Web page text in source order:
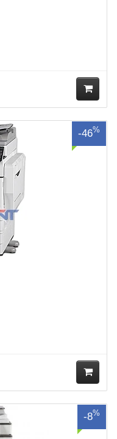
ua
-46%
95% Chức năng
CHỤPQuét, tạo ảnh
ua
-8%
dòng máy cũ nhập
năm 2017/2018Chức